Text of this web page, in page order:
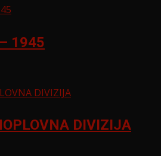
1945
DIVIZIJA